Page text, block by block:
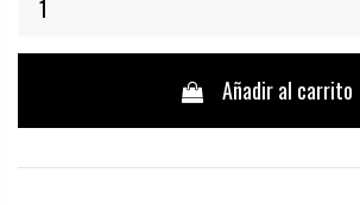
Añadir al carrito